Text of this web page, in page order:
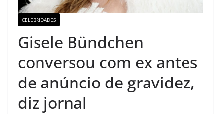
CELEBRIDADES
Gisele Bündchen
conversou com ex antes
de anúncio de gravidez,
diz jornal